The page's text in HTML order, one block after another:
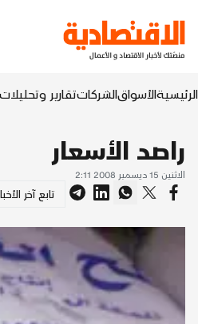
الرئيسيةالأسواقالشركاتتقارير وتحليلات
راصد الأسعار
الاثنين 15 ديسمبر 2008 2:11
تابع آخر